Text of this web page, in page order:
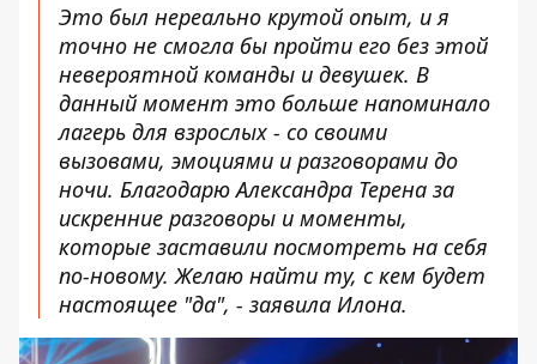
Это был нереально крутой опыт, и я
точно не смогла бы пройти его без этой
невероятной команды и девушек. В
данный момент это больше напоминало
лагерь для взрослых - со своими
вызовами, эмоциями и разговорами до
ночи. Благодарю Александра Терена за
искренние разговоры и моменты,
которые заставили посмотреть на себя
по-новому. Желаю найти ту, с кем будет
настоящее "да", - заявила Илона.